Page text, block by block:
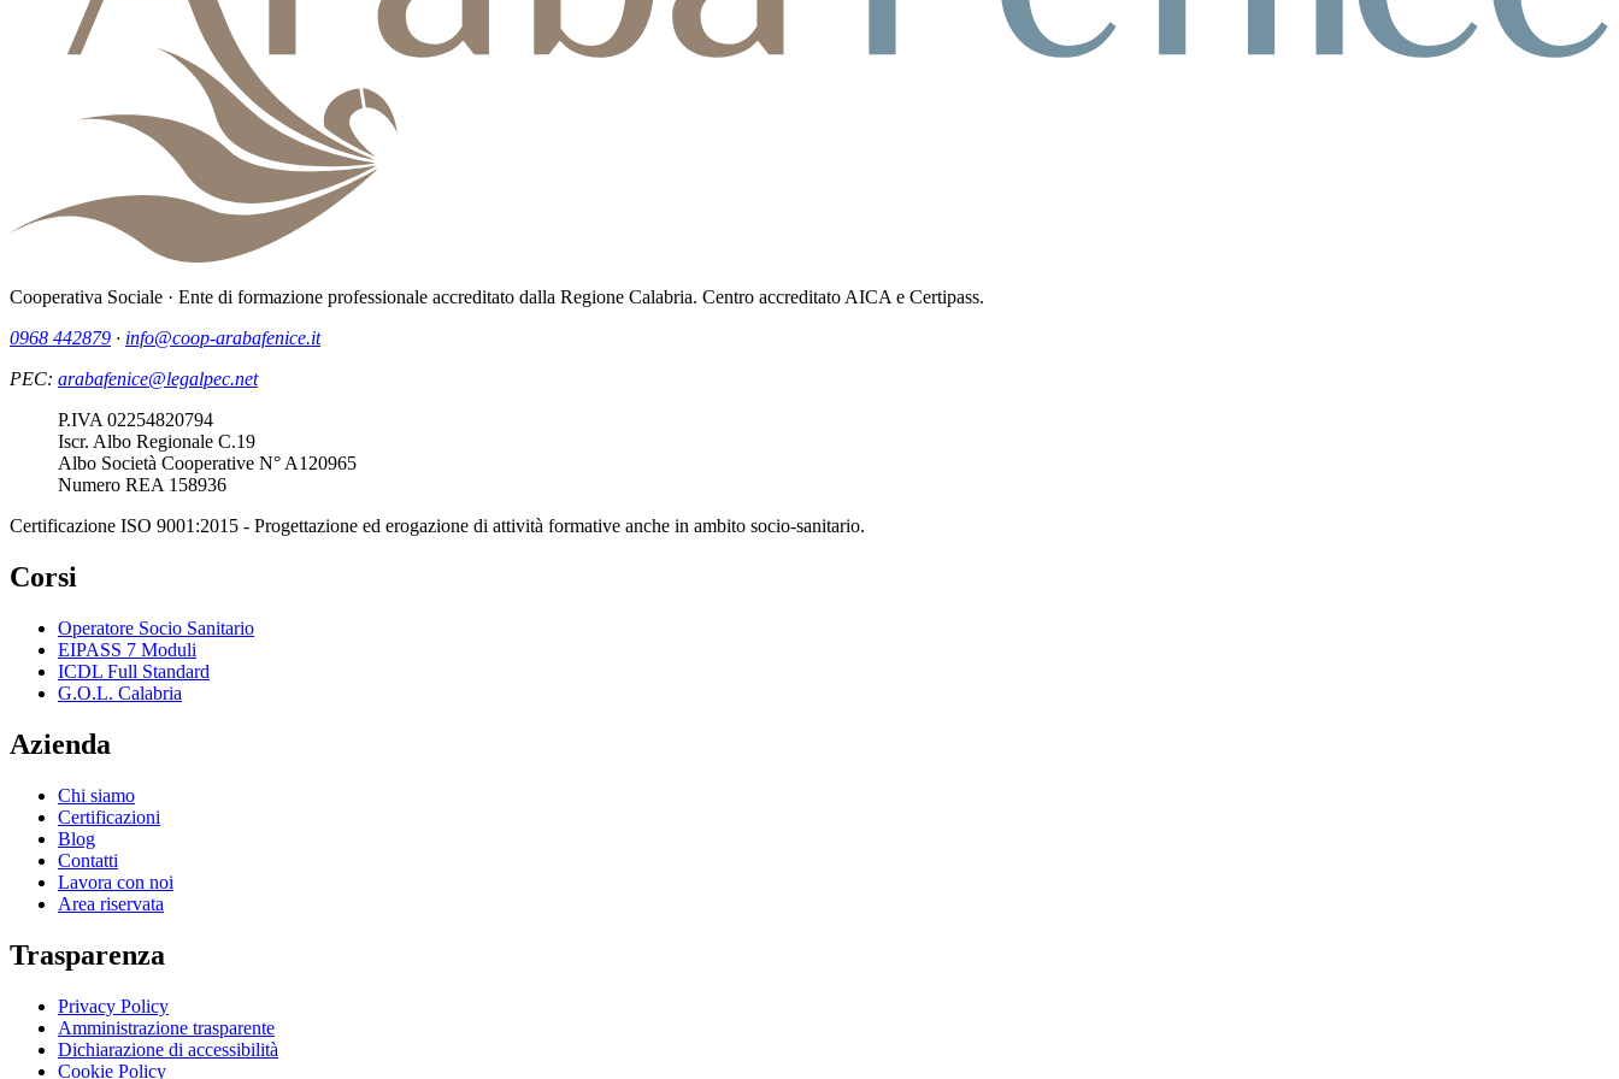
Cooperativa Sociale · Ente di formazione professionale accreditato dalla Regione Calabria. Centro accreditato AICA e Certipass.
0968 442879 · info@coop-arabafenice.it
PEC: arabafenice@legalpec.net
Dato societario
P.IVA 02254820794
Dato societario
Iscr. Albo Regionale C.19
Dato societario
Albo Società Cooperative N° A120965
Dato societario
Numero REA 158936
Certificazione ISO 9001:2015 - Progettazione ed erogazione di attività formative anche in ambito socio-sanitario.
Corsi
Operatore Socio Sanitario
EIPASS 7 Moduli
ICDL Full Standard
G.O.L. Calabria
Azienda
Chi siamo
Certificazioni
Blog
Contatti
Lavora con noi
Area riservata
Trasparenza
Privacy Policy
Amministrazione trasparente
Dichiarazione di accessibilità
Cookie Policy